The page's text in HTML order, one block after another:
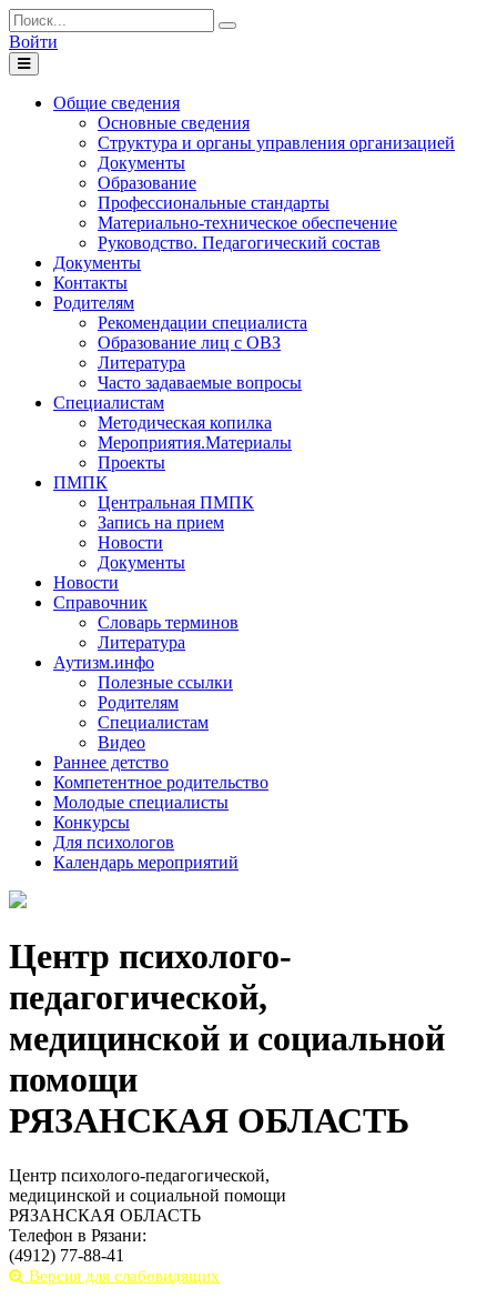
Войти
Toggle
navigation
Общие сведения
Основные сведения
Структура и органы управления организацией
Документы
Образование
Профессиональные стандарты
Материально-техническое обеспечение
Руководство. Педагогический состав
Документы
Контакты
Родителям
Рекомендации специалиста
Образование лиц с ОВЗ
Литература
Часто задаваемые вопросы
Специалистам
Методическая копилка
Мероприятия.Материалы
Проекты
ПМПК
Центральная ПМПК
Запись на прием
Новости
Документы
Новости
Справочник
Словарь терминов
Литература
Аутизм.инфо
Полезные ссылки
Родителям
Специалистам
Видео
Раннее детство
Компетентное родительство
Молодые специалисты
Конкурсы
Для психологов
Календарь мероприятий
Центр психолого-
педагогической,
медицинской и социальной
помощи
РЯЗАНСКАЯ ОБЛАСТЬ
Центр психолого-педагогической,
медицинской и социальной помощи
РЯЗАНСКАЯ ОБЛАСТЬ
Телефон в Рязани:
(4912) 77-88-41
Версия для слабовидящих